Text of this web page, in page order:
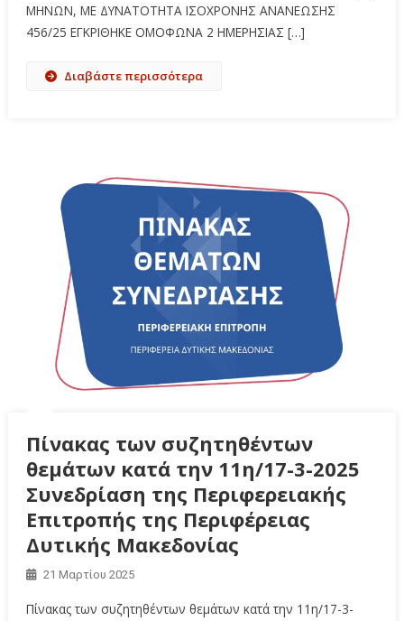
ΜΗΝΩΝ, ΜΕ ΔΥΝΑΤΟΤΗΤΑ ΙΣΟΧΡΟΝΗΣ ΑΝΑΝΕΩΣΗΣ
456/25 ΕΓΚΡΙΘΗΚΕ ΟΜΟΦΩΝΑ 2 ΗΜΕΡΗΣΙΑΣ […]
Διαβάστε περισσότερα
Πίνακας των συζητηθέντων
θεμάτων κατά την 11η/17-3-2025
Συνεδρίαση της Περιφερειακής
Επιτροπής της Περιφέρειας
Δυτικής Μακεδονίας
21 Μαρτίου 2025
Πίνακας των συζητηθέντων θεμάτων κατά την 11η/17-3-